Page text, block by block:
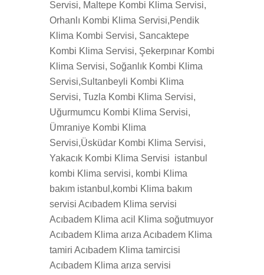
Servisi, Maltepe Kombi Klima Servisi,
Orhanlı Kombi Klima Servisi,Pendik
Klima Kombi Servisi, Sancaktepe
Kombi Klima Servisi, Şekerpınar Kombi
Klima Servisi, Soğanlık Kombi Klima
Servisi,Sultanbeyli Kombi Klima
Servisi, Tuzla Kombi Klima Servisi,
Uğurmumcu Kombi Klima Servisi,
Ümraniye Kombi Klima
Servisi,Üsküdar Kombi Klima Servisi,
Yakacık Kombi Klima Servisi istanbul
kombi Klima servisi, kombi Klima
bakım istanbul,kombi Klima bakım
servisi Acıbadem Klima servisi
Acıbadem Klima acil Klima soğutmuyor
Acıbadem Klima arıza Acıbadem Klima
tamiri Acıbadem Klima tamircisi
Acıbadem Klima arıza servisi